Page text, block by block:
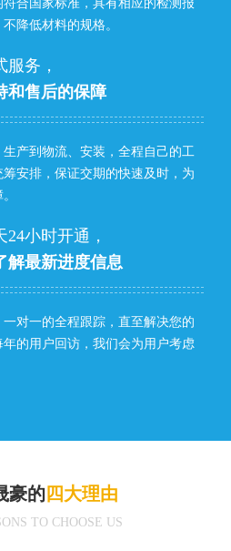
合国家标准，具有相应的检测报
降低材料的规格。
服务，
和售后的保障
产到物流、安装，全程自己的工
安排，保证交期的快速及时，为
小时开通，
解最新进度信息
对一的全程跟踪，直至解决您的
的用户回访，我们会为用户考虑
豪的 四大理由
TO CHOOSE US